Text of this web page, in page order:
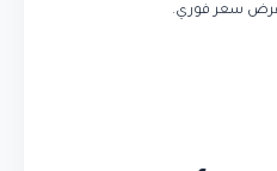
سعر فوري.